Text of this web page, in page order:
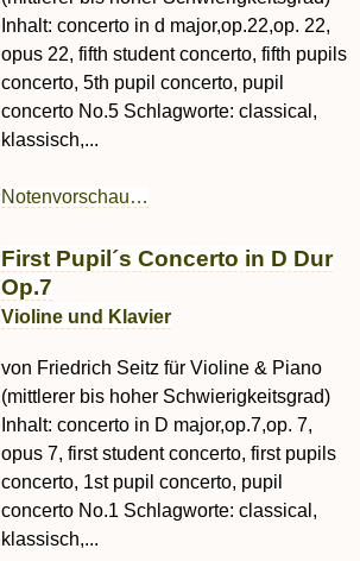
Inhalt: concerto in d major,op.22,op. 22,
opus 22, fifth student concerto, fifth pupils
concerto, 5th pupil concerto, pupil
concerto No.5 Schlagworte: classical,
klassisch,...
Notenvorschau…
First Pupil´s Concerto in D Dur
Op.7
Violine und Klavier
von Friedrich Seitz für Violine & Piano
(mittlerer bis hoher Schwierigkeitsgrad)
Inhalt: concerto in D major,op.7,op. 7,
opus 7, first student concerto, first pupils
concerto, 1st pupil concerto, pupil
concerto No.1 Schlagworte: classical,
klassisch,...